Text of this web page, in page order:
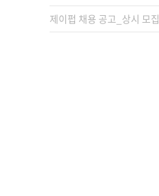
제이펍 채용 공고_상시 모집